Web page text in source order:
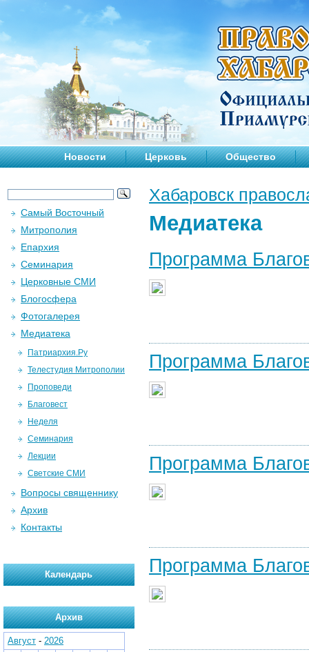
Новости Церковь Общество
Хабаровск
Медиатека
Программа
Программа
Программа
Программа
Самый Восточный
Митрополия
Епархия
Семинария
Церковные СМИ
Блогосфера
Фотогалерея
Медиатека
Патриархия.Ру
Телестудия Митрополии
Проповеди
Благовест
Неделя
Семинария
Лекции
Светские СМИ
Вопросы священнику
Архив
Контакты
Календарь
Архив
Август - 2026